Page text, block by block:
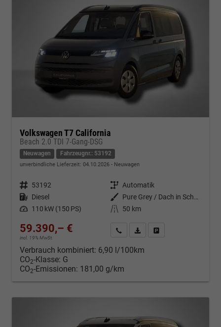
Volkswagen T7 California
Beach 2.0 TDI 7-Gang-DSG
Neuwagen Fahrzeugnr.: 53192
unverbindliche Lieferzeit: 04.10.2026 Neuwagen
Fahrzeugnr. 53192 Getriebe Automatik
Kraftstoff Diesel Außenfarbe
Pure Grey / Dach in Schwarz
Leistung 110 kW (150 PS) Kilometerstand 50 km
59.390,– €
incl. 19% MwSt.
Kontakt & Angebot anfordern
PDF-Datei, Fahrzeugexposé
Verbrauch kombiniert: 6,90 l/100km
CO2-Klasse: G
CO2-Emissionen: 181,00 g/km